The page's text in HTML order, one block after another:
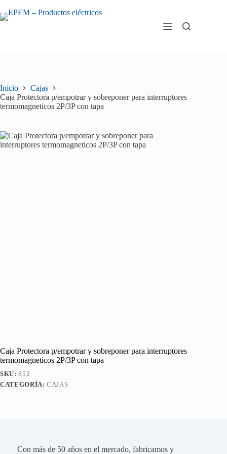
al
contenido
Inicio
Cajas
Caja Protectora p/empotrar y sobreponer para interruptores
termomagneticos 2P/3P con tapa
Caja Protectora p/empotrar y sobreponer para interruptores
termomagneticos 2P/3P con tapa
SKU:852
CATEGORÍA:CAJAS
Con más de 50 años en el mercado, fabricamos y